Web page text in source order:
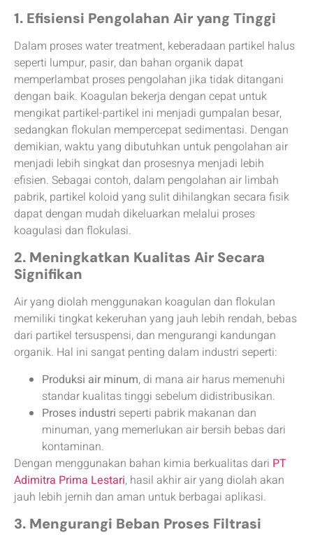
1. Efisiensi Pengolahan Air yang Tinggi
Dalam proses water treatment, keberadaan partikel halus
seperti lumpur, pasir, dan bahan organik dapat
memperlambat proses pengolahan jika tidak ditangani
dengan baik. Koagulan bekerja dengan cepat untuk
mengikat partikel-partikel ini menjadi gumpalan besar,
sedangkan flokulan mempercepat sedimentasi. Dengan
demikian, waktu yang dibutuhkan untuk pengolahan air
menjadi lebih singkat dan prosesnya menjadi lebih
efisien. Sebagai contoh, dalam pengolahan air limbah
pabrik, partikel koloid yang sulit dihilangkan secara fisik
dapat dengan mudah dikeluarkan melalui proses
koagulasi dan flokulasi.
2. Meningkatkan Kualitas Air Secara
Signifikan
Air yang diolah menggunakan koagulan dan flokulan
memiliki tingkat kekeruhan yang jauh lebih rendah, bebas
dari partikel tersuspensi, dan mengurangi kandungan
organik. Hal ini sangat penting dalam industri seperti:
Produksi air minum, di mana air harus memenuhi
standar kualitas tinggi sebelum didistribusikan.
Proses industri seperti pabrik makanan dan
minuman, yang memerlukan air bersih bebas dari
kontaminan.
Dengan menggunakan bahan kimia berkualitas dari PT
Adimitra Prima Lestari, hasil akhir air yang diolah akan
jauh lebih jernih dan aman untuk berbagai aplikasi.
3. Mengurangi Beban Proses Filtrasi